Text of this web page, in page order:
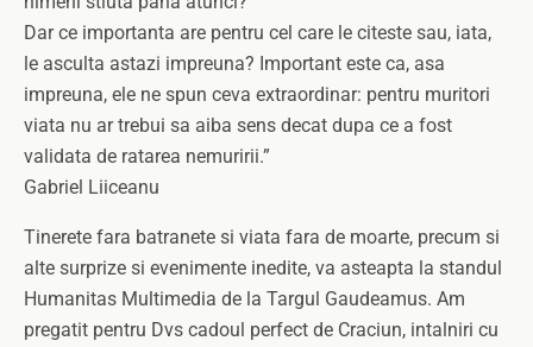
Dar ce importanta are pentru cel care le citeste sau, iata,
le asculta astazi impreuna? Important este ca, asa
impreuna, ele ne spun ceva extraordinar: pentru muritori
viata nu ar trebui sa aiba sens decat dupa ce a fost
validata de ratarea nemuririi.”
Gabriel Liiceanu
Tinerete fara batranete si viata fara de moarte, precum si
alte surprize si evenimente inedite, va asteapta la standul
Humanitas Multimedia de la Targul Gaudeamus. Am
pregatit pentru Dvs cadoul perfect de Craciun, intalniri cu